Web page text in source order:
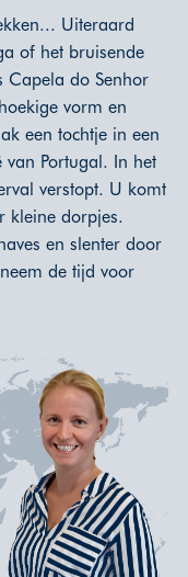
Uiteraard
of het bruisende
Capela do Senhor
vorm en
een tochtje in een
van Portugal. In het
verstopt. U komt
kleine dorpjes.
en slenter door
de tijd voor